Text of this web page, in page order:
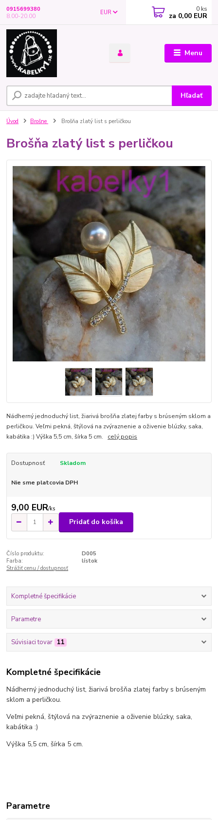
Menu
EUR
Hľadať
0915699380
8.00-20.00
0 ks
za 0,00 EUR
Úvod Brošne Brošňa zlatý list s perličkou
Brošňa zlatý list s perličkou
Nádherný jednoduchý list, žiarivá brošňa zlatej farby s brúseným sklom a
perličkou. Veľmi pekná, štýlová na zvýraznenie a oživenie blúzky, saka,
kabátika :) Výška 5,5 cm, šírka 5 cm. celý popis
Dostupnosť Skladom
Nie sme platcovia DPH
9,00 EUR/ks
Pridať do košíka
Číslo produktu:
D005
Farba:
lístok
Strážiť cenu / dostupnosť
Kompletné špecifikácie
Parametre
Súvisiaci tovar 11
Kompletné špecifikácie
Nádherný jednoduchý list, žiarivá brošňa zlatej farby s brúseným
sklom a perličkou.
Veľmi pekná, štýlová na zvýraznenie a oživenie blúzky, saka,
kabátika :)
Výška 5,5 cm, šírka 5 cm.
Parametre